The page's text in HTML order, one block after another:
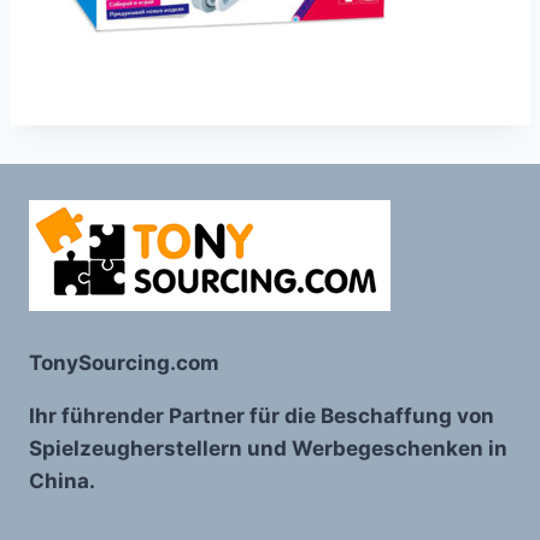
TonySourcing.com
Ihr führender Partner für die Beschaffung von
Spielzeugherstellern und Werbegeschenken in
China.